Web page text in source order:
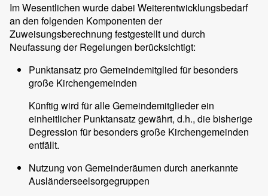
Im Wesentlichen wurde dabei Weiterentwicklungsbedarf
an den folgenden Komponenten der
Zuweisungsberechnung festgestellt und durch
Neufassung der Regelungen berücksichtigt:
Punktansatz pro Gemeindemitglied für besonders
große Kirchengemeinden
Künftig wird für alle Gemeindemitglieder ein
einheitlicher Punktansatz gewährt, d.h., die bisherige
Degression für besonders große Kirchengemeinden
entfällt.
Nutzung von Gemeinderäumen durch anerkannte
Ausländerseelsorgegruppen